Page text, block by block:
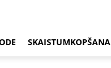
SKAISTUMKOPŠANA